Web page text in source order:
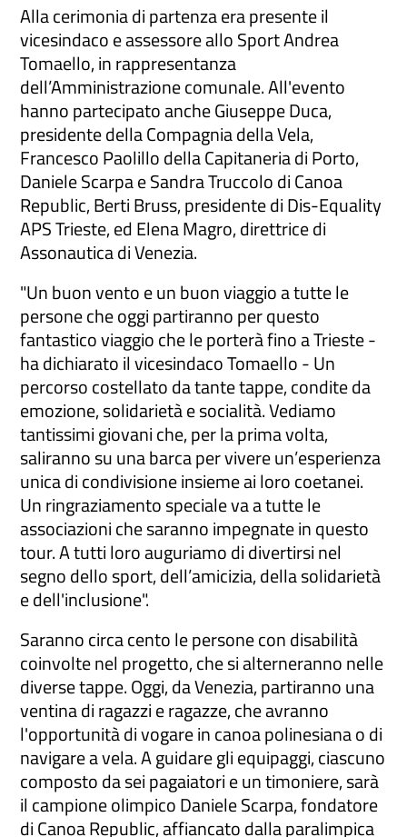
Alla cerimonia di partenza era presente il
vicesindaco e assessore allo Sport Andrea
Tomaello, in rappresentanza
dell’Amministrazione comunale. All'evento
hanno partecipato anche Giuseppe Duca,
presidente della Compagnia della Vela,
Francesco Paolillo della Capitaneria di Porto,
Daniele Scarpa e Sandra Truccolo di Canoa
Republic, Berti Bruss, presidente di Dis-Equality
APS Trieste, ed Elena Magro, direttrice di
Assonautica di Venezia.
"Un buon vento e un buon viaggio a tutte le
persone che oggi partiranno per questo
fantastico viaggio che le porterà fino a Trieste -
ha dichiarato il vicesindaco Tomaello - Un
percorso costellato da tante tappe, condite da
emozione, solidarietà e socialità. Vediamo
tantissimi giovani che, per la prima volta,
saliranno su una barca per vivere un’esperienza
unica di condivisione insieme ai loro coetanei.
Un ringraziamento speciale va a tutte le
associazioni che saranno impegnate in questo
tour. A tutti loro auguriamo di divertirsi nel
segno dello sport, dell’amicizia, della solidarietà
e dell'inclusione".
Saranno circa cento le persone con disabilità
coinvolte nel progetto, che si alterneranno nelle
diverse tappe. Oggi, da Venezia, partiranno una
ventina di ragazzi e ragazze, che avranno
l'opportunità di vogare in canoa polinesiana o di
navigare a vela. A guidare gli equipaggi, ciascuno
composto da sei pagaiatori e un timoniere, sarà
il campione olimpico Daniele Scarpa, fondatore
di Canoa Republic, affiancato dalla paralimpica